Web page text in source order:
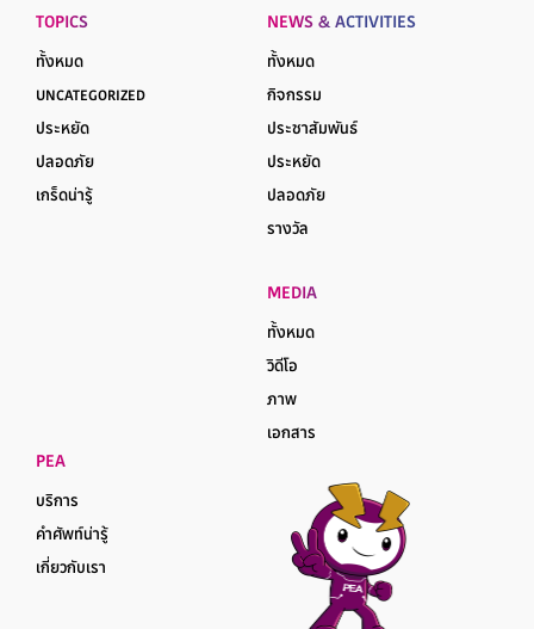
TOPICS
ทั้งหมด
UNCATEGORIZED
ประหยัด
ปลอดภัย
เกร็ดน่ารู้
NEWS & ACTIVITIES
ทั้งหมด
กิจกรรม
ประชาสัมพันธ์
ประหยัด
ปลอดภัย
รางวัล
MEDIA
ทั้งหมด
วิดีโอ
ภาพ
เอกสาร
PEA
บริการ
คำศัพท์น่ารู้
เกี่ยวกับเรา